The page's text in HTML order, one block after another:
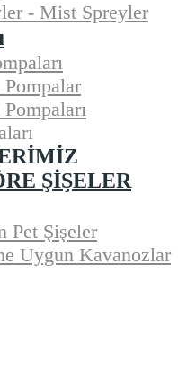
- Mist Spreyler
Pompalar
ŞIŞELER
Pet Şişeler
Uygun Kavanozlar